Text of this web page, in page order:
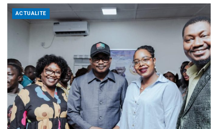
ACTUALITE